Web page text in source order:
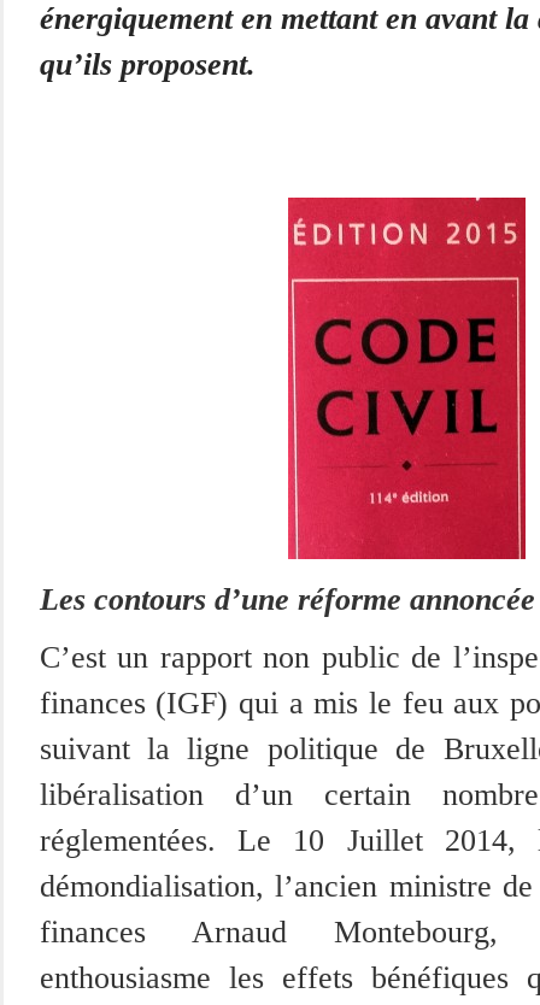
énergiquement en mettant en avant
qu’ils proposent.
Les contours d’une réforme annoncée
C’est un rapport non public de
finances (IGF) qui a mis le feu aux
suivant la ligne politique de
libéralisation d’un certain
réglementées. Le 10 Juillet
démondialisation, l’ancien ministre
finances Arnaud Montebourg,
enthousiasme les effets bénéfiques